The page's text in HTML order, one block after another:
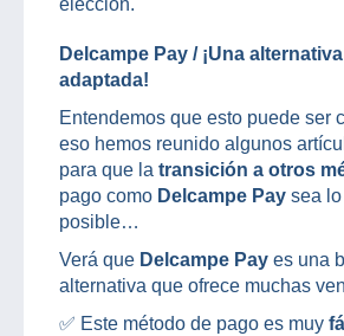
Delcampe Pay / ¡Una
adaptada!
Entendemos que esto puede ser
eso hemos reunido algunos
para que la transición a otros
pago como Delcampe Pay sea lo
posible…
Verá que Delcampe Pay es una
alternativa que ofrece muchas
✅ Este método de pago es muy